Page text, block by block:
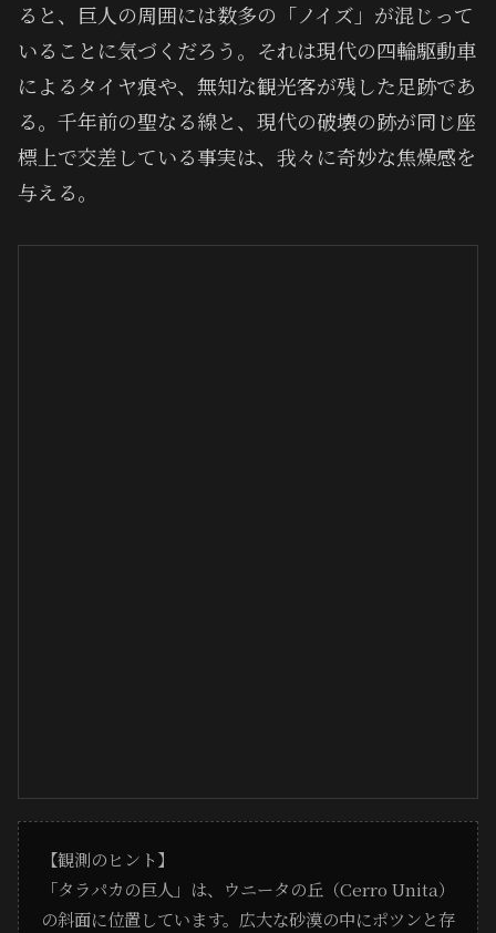
ると、巨人の周囲には数多の「ノイズ」が混じって
いることに気づくだろう。それは現代の四輪駆動車
によるタイヤ痕や、無知な観光客が残した足跡であ
る。千年前の聖なる線と、現代の破壊の跡が同じ座
標上で交差している事実は、我々に奇妙な焦燥感を
与える。
【観測のヒント】
「タラパカの巨人」は、ウニータの丘（Cerro Unita）
の斜面に位置しています。広大な砂漠の中にポツンと存